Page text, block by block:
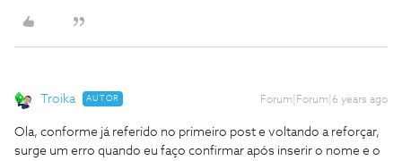
Troika AUTOR Forum|Forum|6 years ago
Ola, conforme já referido no primeiro post e voltando a reforçar,
surge um erro quando eu faço confirmar após inserir o nome e o